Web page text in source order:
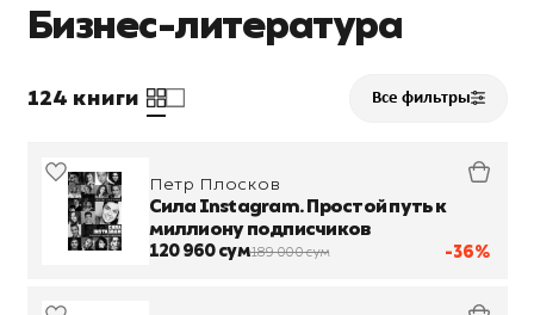
Бизнес-литература
124 книги Все фильтры
-36%
Петр Плосков
Сила Instagram. Простой путь к
миллиону подписчиков
120 960 сум189 000 сум